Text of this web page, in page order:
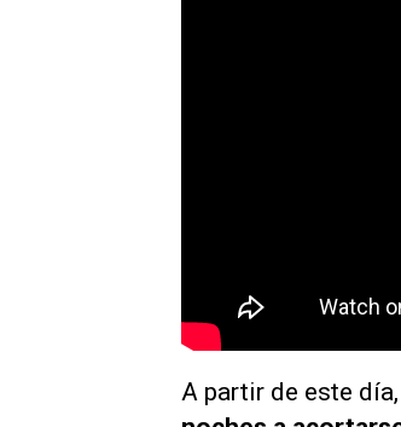
A partir de este día,